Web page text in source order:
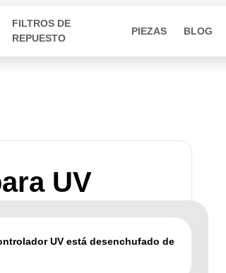
FILTROS DE
REPUESTO
PIEZAS BLOG
UV
UV está desenchufado de